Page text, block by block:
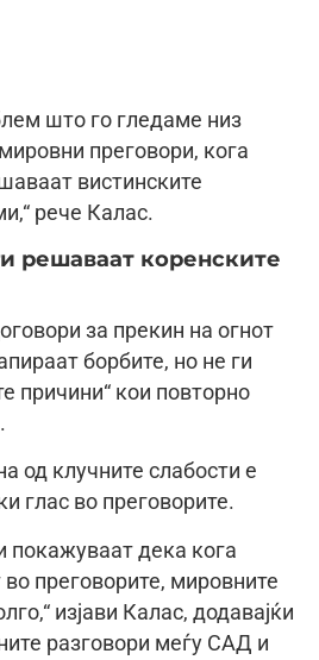
што го гледаме низ
преговори, кога
вистинските
рече Калас.
решаваат коренските
за прекин на огнот
борбите, но не ги
причини“ кои повторно
од клучните слабости е
глас во преговорите.
покажуваат дека кога
преговорите, мировните
изјави Калас, додавајќи
разговори меѓу САД и